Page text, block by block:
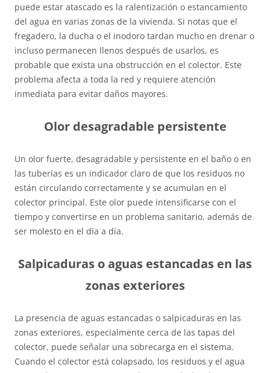
puede estar atascado es la ralentización o estancamiento
del agua en varias zonas de la vivienda. Si notas que el
fregadero, la ducha o el inodoro tardan mucho en drenar o
incluso permanecen llenos después de usarlos, es
probable que exista una obstrucción en el colector. Este
problema afecta a toda la red y requiere atención
inmediata para evitar daños mayores.
Olor desagradable persistente
Un olor fuerte, desagradable y persistente en el baño o en
las tuberías es un indicador claro de que los residuos no
están circulando correctamente y se acumulan en el
colector principal. Este olor puede intensificarse con el
tiempo y convertirse en un problema sanitario, además de
ser molesto en el día a día.
Salpicaduras o aguas estancadas en las
zonas exteriores
La presencia de aguas estancadas o salpicaduras en las
zonas exteriores, especialmente cerca de las tapas del
colector, puede señalar una sobrecarga en el sistema.
Cuando el colector está colapsado, los residuos y el agua